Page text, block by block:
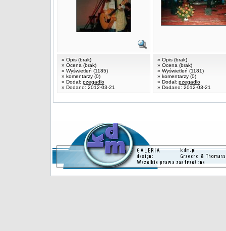
» Opis (brak)
» Ocena (brak)
» Wyświetleń (1185)
» komentarzy (0)
» Dodał: pzegadlo
» Dodano: 2012-03-21
» Opis (brak)
» Ocena (brak)
» Wyświetleń (1181)
» komentarzy (0)
» Dodał: pzegadlo
» Dodano: 2012-03-21